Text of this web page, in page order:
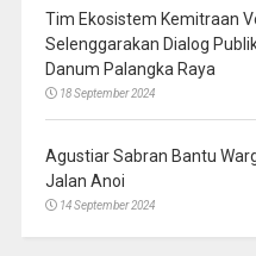
Tim Ekosistem Kemitraan
Selenggarakan Dialog
Danum Palangka Raya
18 September 2024
Agustiar Sabran Bantu
Jalan Anoi
14 September 2024